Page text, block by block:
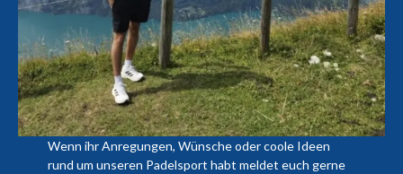
Wenn ihr Anregungen, Wünsche oder coole Ideen
rund um unseren Padelsport habt meldet euch gerne